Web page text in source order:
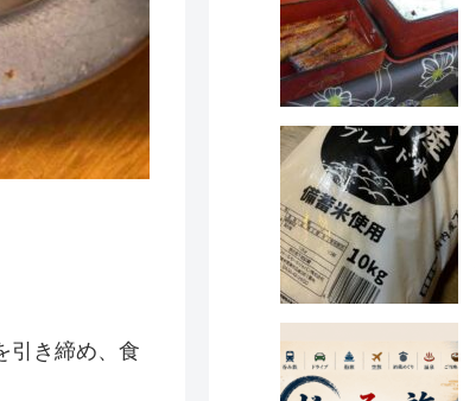
引き締め、食